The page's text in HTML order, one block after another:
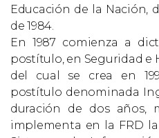
Educación de la Nación,
de 1984.
En 1987 comienza a
postítulo, en Seguridad e
del cual se crea en
postítulo denominada
duración de dos años,
implementa en la FRD